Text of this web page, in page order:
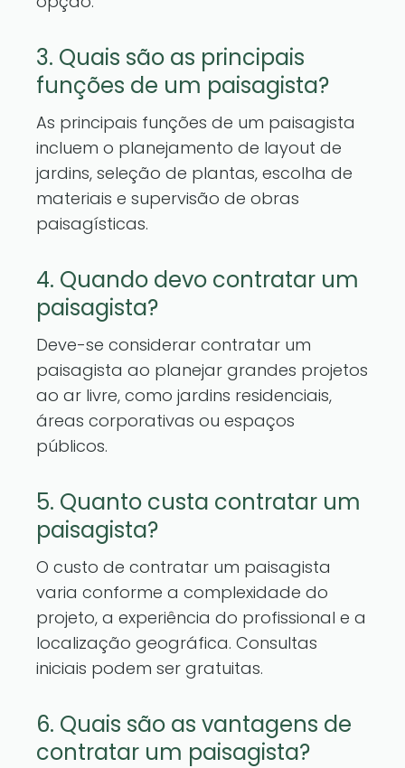
3. Quais são as principais
funções de um paisagista?
As principais funções de um paisagista
incluem o planejamento de layout de
jardins, seleção de plantas, escolha de
materiais e supervisão de obras
paisagísticas.
4. Quando devo contratar um
paisagista?
Deve-se considerar contratar um
paisagista ao planejar grandes projetos
ao ar livre, como jardins residenciais,
áreas corporativas ou espaços
públicos.
5. Quanto custa contratar um
paisagista?
O custo de contratar um paisagista
varia conforme a complexidade do
projeto, a experiência do profissional e a
localização geográfica. Consultas
iniciais podem ser gratuitas.
6. Quais são as vantagens de
contratar um paisagista?